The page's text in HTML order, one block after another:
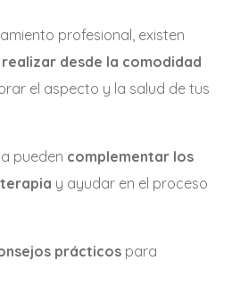
profesional, existen
desde la comodidad
el aspecto y la salud de tus
pueden complementar los
y ayudar en el proceso
prácticos para